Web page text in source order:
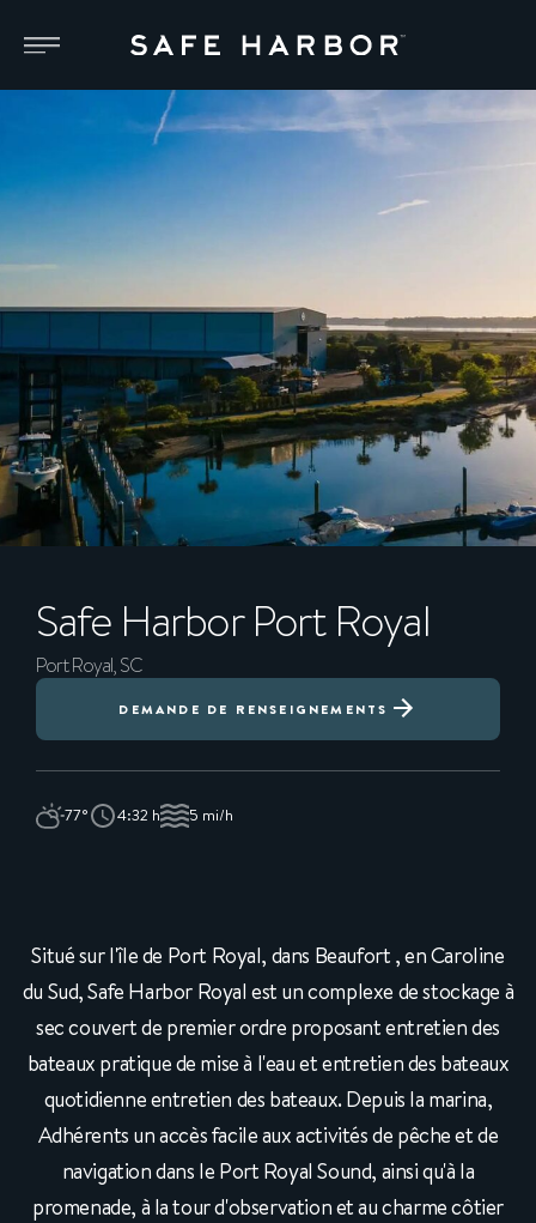
Safe HarborPort Royal
Port Royal, SC
DEMANDE DE RENSEIGNEMENTS
77° 4:32 h 5 mi/h
Situé sur l'île de Port Royal, dans Beaufort , en Caroline
du Sud, Safe Harbor Royal est un complexe de stockage à
sec couvert de premier ordre proposant entretien des
bateaux pratique de mise à l'eau et entretien des bateaux
quotidienne entretien des bateaux. Depuis la marina,
Adhérents un accès facile aux activités de pêche et de
navigation dans le Port Royal Sound, ainsi qu'à la
promenade, à la tour d'observation et au charme côtier